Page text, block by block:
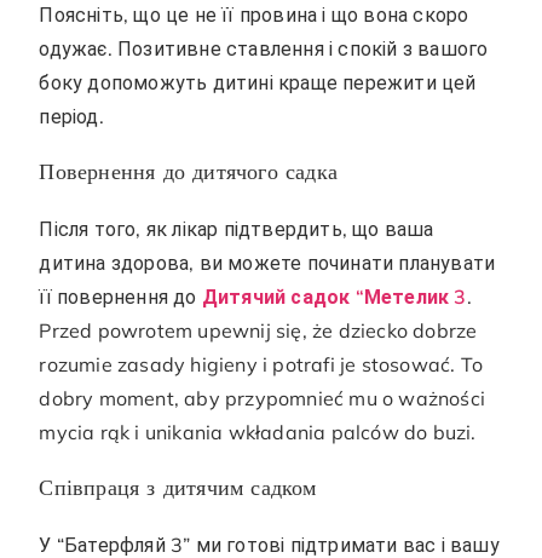
Поясніть, що це не її провина і що вона скоро
одужає. Позитивне ставлення і спокій з вашого
боку допоможуть дитині краще пережити цей
період.
Повернення до дитячого садка
Після того, як лікар підтвердить, що ваша
дитина здорова, ви можете починати планувати
її повернення до Дитячий садок “Метелик 3.
Przed powrotem upewnij się, że dziecko dobrze
rozumie zasady higieny i potrafi je stosować. To
dobry moment, aby przypomnieć mu o ważności
mycia rąk i unikania wkładania palców do buzi.
Співпраця з дитячим садком
У “Батерфляй 3” ми готові підтримати вас і вашу